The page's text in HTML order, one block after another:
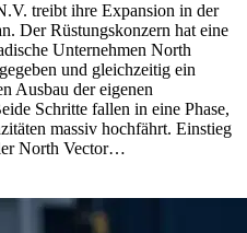
treibt ihre Expansion in der
Der Rüstungskonzern hat eine
Unternehmen North
und gleichzeitig ein
Ausbau der eigenen
Schritte fallen in eine Phase,
massiv hochfährt. Einstieg
North Vector…